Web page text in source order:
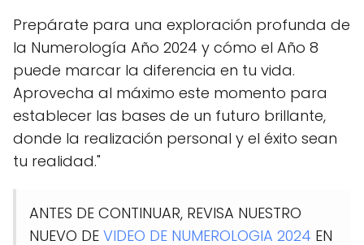
Prepárate para una exploración profunda de
la Numerología Año 2024 y cómo el Año 8
puede marcar la diferencia en tu vida.
Aprovecha al máximo este momento para
establecer las bases de un futuro brillante,
donde la realización personal y el éxito sean
tu realidad."
ANTES DE CONTINUAR, REVISA NUESTRO
NUEVO DE VIDEO DE NUMEROLOGIA 2024 EN